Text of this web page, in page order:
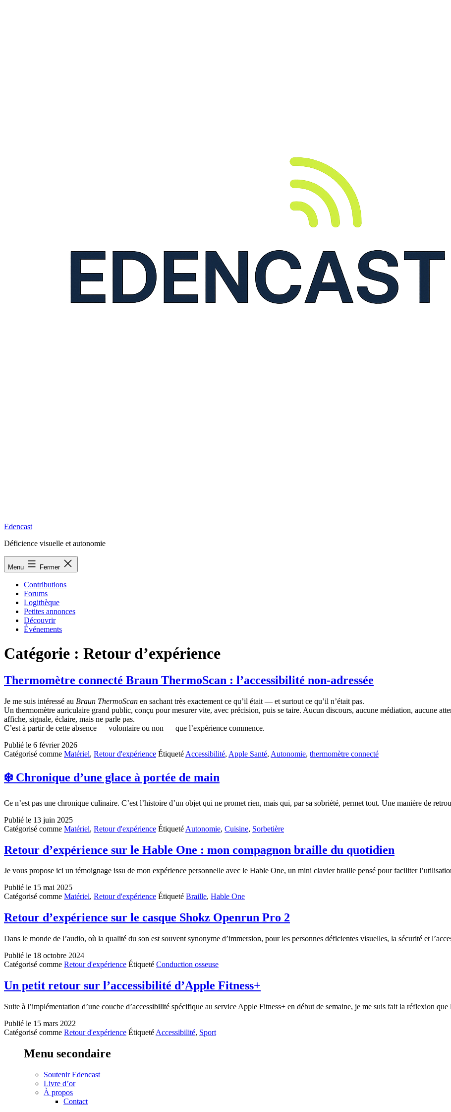
Edencast
Déficience visuelle et autonomie
Menu Fermer
Contributions
Forums
Logithèque
Petites annonces
Découvrir
Événements
Catégorie : Retour d’expérience
Thermomètre connecté Braun ThermoScan : l’accessibilité non-adressée
Je me suis intéressé au Braun ThermoScan en sachant très exactement ce qu’il était — et surtout ce qu’il n’était pas.
Un thermomètre auriculaire grand public, conçu pour mesurer vite, avec précision, puis se taire. Aucun discours, aucune médiation, aucune
affiche, signale, éclaire, mais ne parle pas.
C’est à partir de cette absence — volontaire ou non — que l’expérience commence.
Publié le 6 février 2026
Catégorisé comme Matériel, Retour d'expérience Étiqueté Accessibilité, Apple Santé, Autonomie, thermomètre connecté
❄️ Chronique d’une glace à portée de main
Ce n’est pas une chronique culinaire. C’est l’histoire d’un objet qui ne promet rien, mais qui, par sa sobriété, permet tout. Une manière de
Publié le 13 juin 2025
Catégorisé comme Matériel, Retour d'expérience Étiqueté Autonomie, Cuisine, Sorbetière
Retour d’expérience sur le Hable One : mon compagnon braille du quotidien
Je vous propose ici un témoignage issu de mon expérience personnelle avec le Hable One, un mini clavier braille pensé pour faciliter
Publié le 15 mai 2025
Catégorisé comme Matériel, Retour d'expérience Étiqueté Braille, Hable One
Retour d’expérience sur le casque Shokz Openrun Pro 2
Dans le monde de l’audio, où la qualité du son est souvent synonyme d’immersion, pour les personnes déficientes visuelles, la sécurité et
Publié le 18 octobre 2024
Catégorisé comme Retour d'expérience Étiqueté Conduction osseuse
Un petit retour sur l’accessibilité d’Apple Fitness+
Suite à l’implémentation d’une couche d’accessibilité spécifique au service Apple Fitness+ en début de semaine, je me suis fait la réflexion
Publié le 15 mars 2022
Catégorisé comme Retour d'expérience Étiqueté Accessibilité, Sport
Menu secondaire
Soutenir Edencast
Livre d’or
À propos
Contact